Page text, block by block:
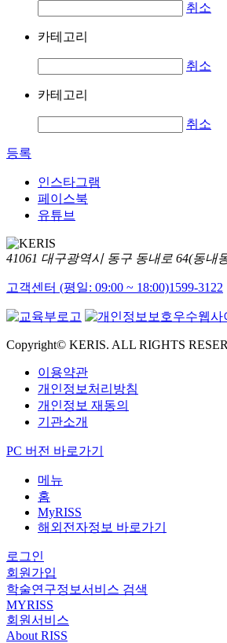
취소
카테고리
취소
카테고리
취소
등록
인스타그램
페이스북
유튜브
41061 대구광역시 동구 동내로 64(동내
고객센터 (평일: 09:00 ~ 18:00)1599-3122
Copyright© KERIS. ALL RIGHTS
이용약관
개인정보처리방침
개인정보 재동의
기관소개
PC 버전 바로가기
메뉴
홈
MyRISS
해외전자정보 바로가기
로그인
회원가입
학술연구정보서비스 검색
MYRISS
회원서비스
About RISS